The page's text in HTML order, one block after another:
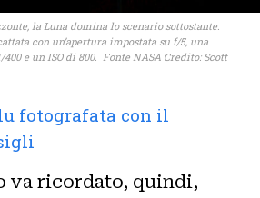
la Luna domina lo scenario sottostante.
con un’apertura impostata su f/5, una
e un ISO di 800. Fonte NASA Credito: Scott
fotografata con il
va ricordato, quindi,